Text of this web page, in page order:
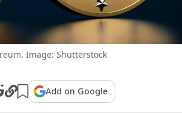
Image: Shutterstock
Add on Google